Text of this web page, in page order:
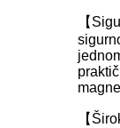
【
【